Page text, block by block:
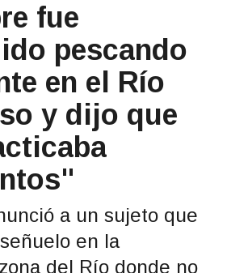
fue
pescando
en el Río
y dijo que
a un sujeto que
en la
del Río donde no